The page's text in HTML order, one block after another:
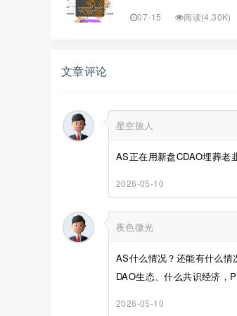
07-15 阅读(4.30K)
文章评论
星空旅人
AS正在用新盘CDAO埋葬老
2026-05-10
夜色微光
AS什么情况？还能有什么
DAO生态、什么共识经济，
2026-05-10